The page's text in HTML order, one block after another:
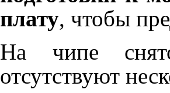
плату, чтобы
На чипе
отсутствуют